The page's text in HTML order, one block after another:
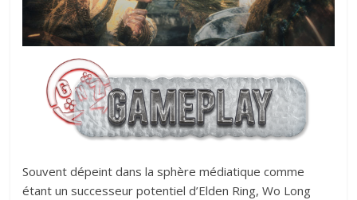
Souvent dépeint dans la sphère médiatique comme
étant un successeur potentiel d’Elden Ring, Wo Long